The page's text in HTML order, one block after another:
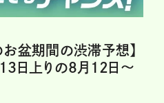
盆期間の渋滞予想】
日上りの8月12日～